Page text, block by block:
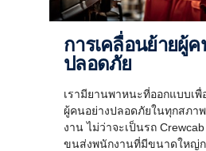
การเคลื่อนย้ายผู้คนอย่าง
ปลอดภัย
เรามียานพาหนะที่ออกแบบเพื่
ผู้คนอย่างปลอดภัยในทุกสภา
งาน ไม่ว่าจะเป็นรถ
ขนส่งพนักงานที่มีขนาดใหญ่ก